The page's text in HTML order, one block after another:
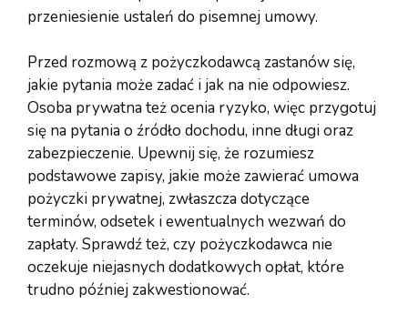
przeniesienie ustaleń do pisemnej umowy.
Przed rozmową z pożyczkodawcą zastanów się,
jakie pytania może zadać i jak na nie odpowiesz.
Osoba prywatna też ocenia ryzyko, więc przygotuj
się na pytania o źródło dochodu, inne długi oraz
zabezpieczenie. Upewnij się, że rozumiesz
podstawowe zapisy, jakie może zawierać umowa
pożyczki prywatnej, zwłaszcza dotyczące
terminów, odsetek i ewentualnych wezwań do
zapłaty. Sprawdź też, czy pożyczkodawca nie
oczekuje niejasnych dodatkowych opłat, które
trudno później zakwestionować.